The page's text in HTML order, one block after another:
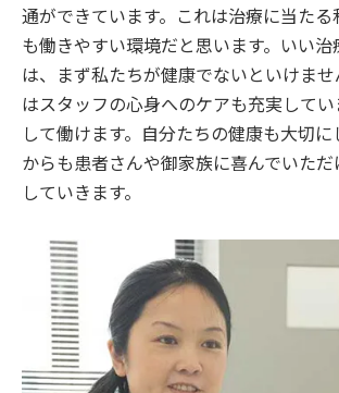
通ができています。これは治療に当たる
も働きやすい環境だと思います。いい
は、まず私たちが健康でないといけま
はスタッフの心身へのケアも充実して
して働けます。自分たちの健康も大切
からも患者さんや御家族に喜んでいた
していきます。